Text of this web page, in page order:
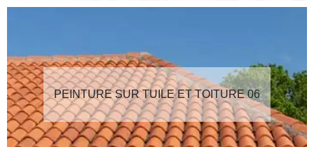
PEINTURE SUR TUILE ET TOITURE 06